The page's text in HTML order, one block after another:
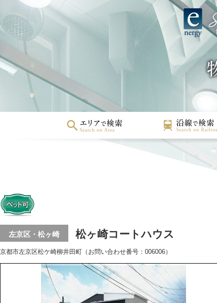
左京区・松ヶ崎 松ヶ崎コートハウス
京都市左京区松ケ崎柳井田町（お問い合わせ番号：006006）